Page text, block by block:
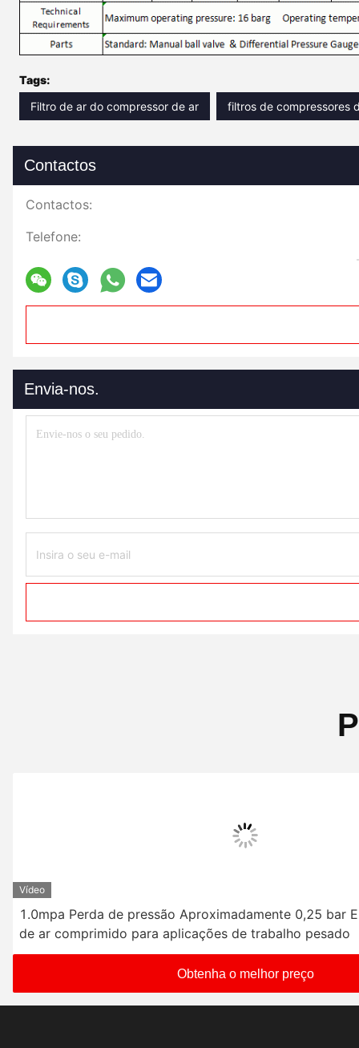
Tags:
Filtro de ar do compressor de ar
filtros de compressores
Contactos
Contactos:
Telefone:
Envia-nos.
Vídeo
1.0mpa Perda de pressão Aproximadamente 0,25 bar
de ar comprimido para aplicações de trabalho pesado
Obtenha o melhor preço